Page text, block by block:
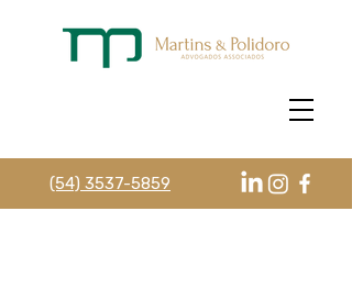
(54) 3537-5859